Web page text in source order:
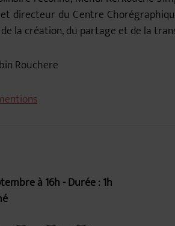
directeur du Centre
la création, du partage et de la
Rouchere
à 16h - Durée : 1h